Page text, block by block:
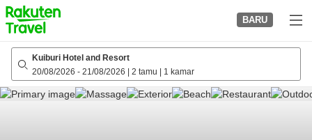
to
top
page
BARU
Kuiburi Hotel and Resort
20/08/2026 - 21/08/2026 2 tamu 1 kamar